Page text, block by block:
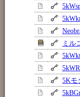
ミル
5Kモ